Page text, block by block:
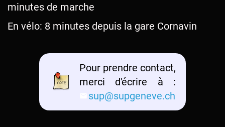
minutes de marche
En vélo: 8 minutes depuis la gare Cornavin
Pour prendre contact,
merci d'écrire à :
sup@supgeneve.ch